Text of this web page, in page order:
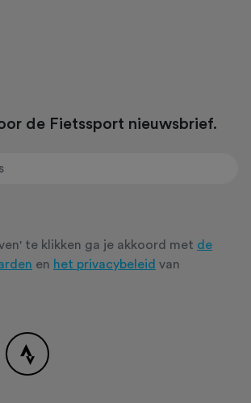
de Fietssport nieuwsbrief.
te klikken ga je akkoord met de
en het privacybeleid van